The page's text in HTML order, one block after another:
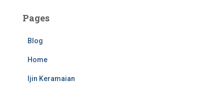
Pages
Blog
Home
Ijin Keramaian